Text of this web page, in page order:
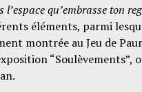
l’espace qu’embrasse ton
éléments, parmi
montrée au Jeu de
“Soulèvements”,